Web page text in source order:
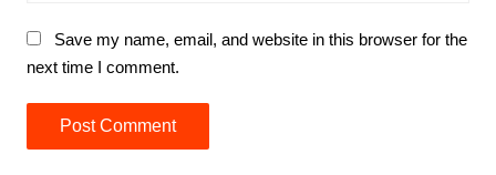
Save my name, email, and website in this browser for the
next time I comment.